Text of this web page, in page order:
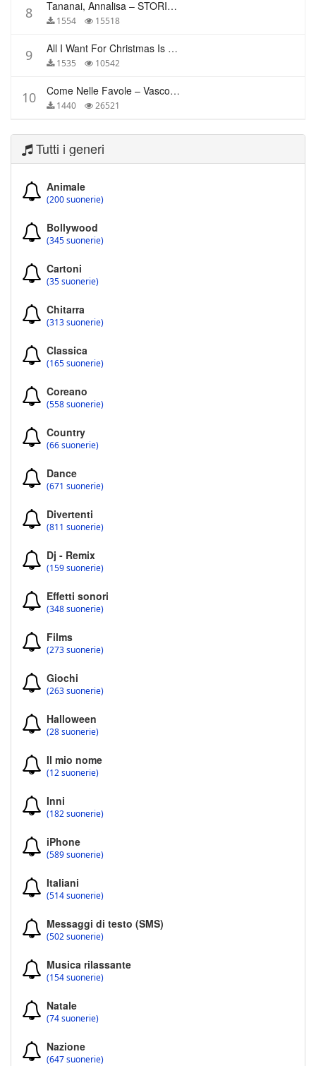
8 Tananai, Annalisa – STORIE BREVI
1554 15518
9 All I Want For Christmas Is You – Mariah Carey
1535 10542
10 Come Nelle Favole – Vasco Rossi
1440 26521
Tutti i generi
Animale
(200 suonerie)
Bollywood
(345 suonerie)
Cartoni
(35 suonerie)
Chitarra
(313 suonerie)
Classica
(165 suonerie)
Coreano
(558 suonerie)
Country
(66 suonerie)
Dance
(671 suonerie)
Divertenti
(811 suonerie)
Dj - Remix
(159 suonerie)
Effetti sonori
(348 suonerie)
Films
(273 suonerie)
Giochi
(263 suonerie)
Halloween
(28 suonerie)
Il mio nome
(12 suonerie)
Inni
(182 suonerie)
iPhone
(589 suonerie)
Italiani
(514 suonerie)
Messaggi di testo (SMS)
(502 suonerie)
Musica rilassante
(154 suonerie)
Natale
(74 suonerie)
Nazione
(647 suonerie)